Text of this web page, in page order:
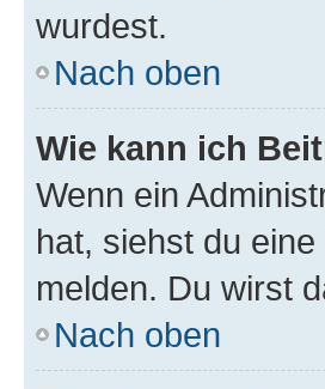
wurdest.
Nach oben
Wie kann ich
Wenn ein
hat, siehst du
melden. Du wirst
Nach oben